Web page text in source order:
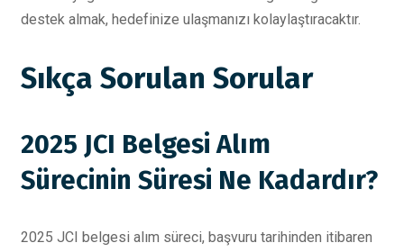
destek almak, hedefinize ulaşmanızı kolaylaştıracaktır.
Sıkça Sorulan Sorular
2025 JCI Belgesi Alım
Sürecinin Süresi Ne Kadardır?
2025 JCI belgesi alım süreci, başvuru tarihinden itibaren